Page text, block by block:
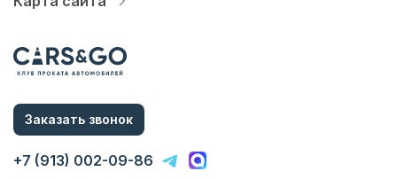
Услуги
Акции
Статьи и Новости
Контакты
Аренда без водителя
Заказать звонок
+7 (913) 002-09-86